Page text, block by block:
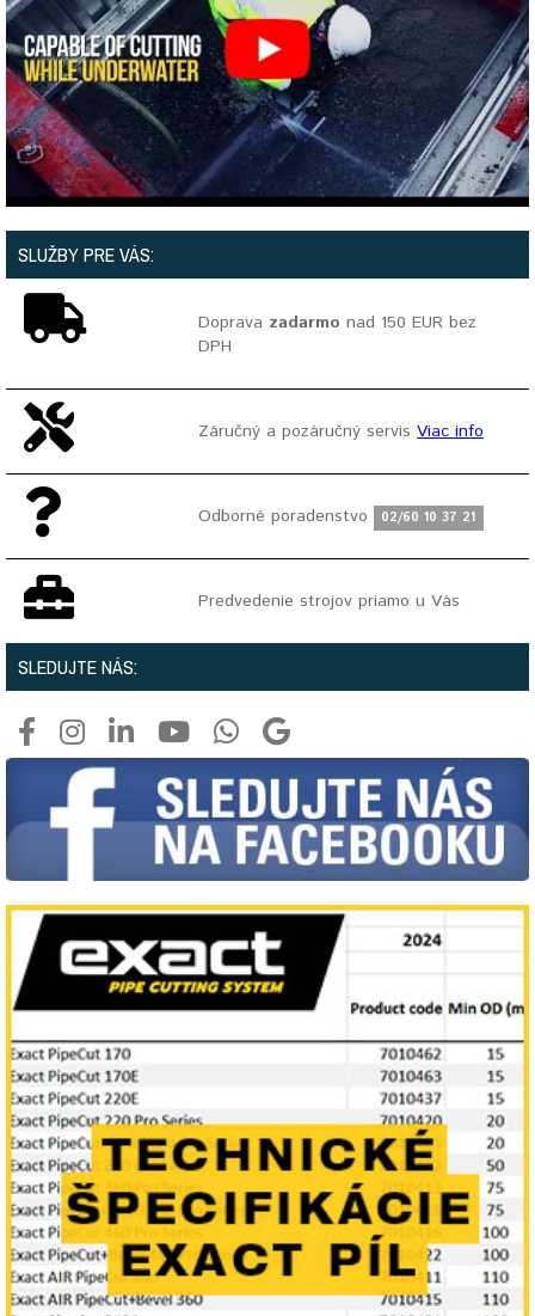
SLUŽBY PRE VÁS:
Doprava zadarmo nad 150 EUR bez
DPH
Záručný a pozáručný servis Viac info
Odborné poradenstvo 02/60 10 37 21
Predvedenie strojov priamo u Vás
SLEDUJTE NÁS: